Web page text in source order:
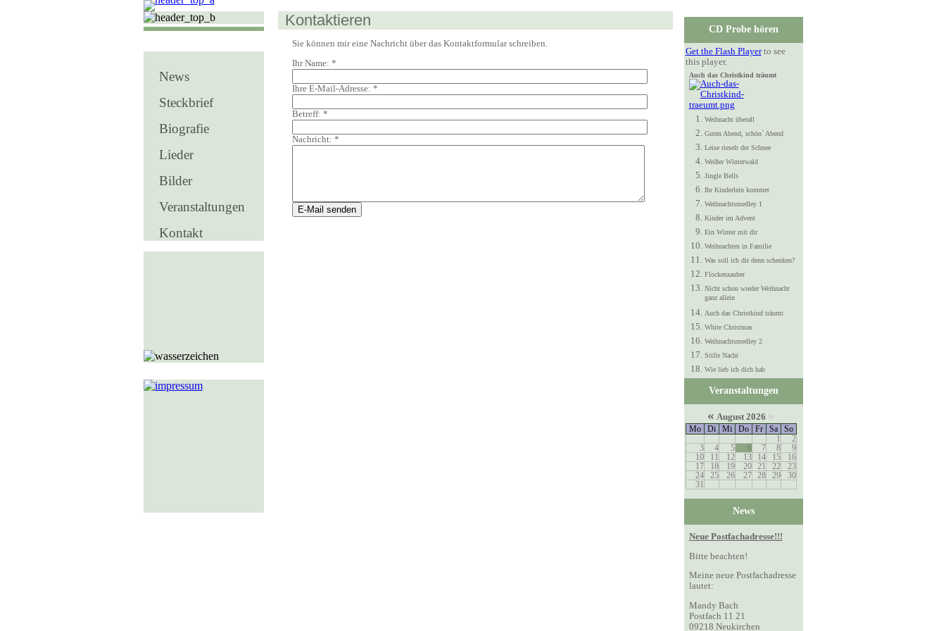
News
Steckbrief
Biografie
Lieder
Bilder
Veranstaltungen
Kontakt
Kontaktieren
Sie können mir eine Nachricht über das Kontaktformular schreiben.
Ihr Name: *
Ihre E-Mail-Adresse: *
Betreff: *
Nachricht: *
CD Probe hören
Get the Flash Playerto see
this player.
Auch das Christkind träumt
Weihnacht überall
Guten Abend, schön´ Abend
Leise rieselt der Schnee
Weißer Winterwald
Jingle Bells
Ihr Kinderlein kommet
Weihnachtsmedley 1
Kinder im Advent
Ein Winter mit dir
Weihnachten in Familie
Was soll ich dir denn schenken?
Flockenzauber
Nicht schon wieder Weihnacht
ganz allein
Auch das Christkind träumt
White Christmas
Weihnachtsmedley 2
Stille Nacht
Wie lieb ich dich hab
Veranstaltungen
« August 2026 »
Mo Di Mi Do Fr Sa
So
1
2
3
4 5 6 7 8
9
10
11 12 13 14 15
16
17
18 19 20 21 22
23
24
25 26 27 28 29
30
31
News
Neue Postfachadresse!!!
Bitte beachten!
Meine neue Postfachadresse
lautet:
Mandy Bach
Postfach 11 21
09218 Neukirchen